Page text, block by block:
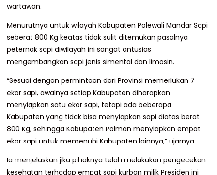
wartawan.
Menurutnya untuk wilayah Kabupaten Polewali Mandar Sapi
seberat 800 Kg keatas tidak sulit ditemukan pasalnya
peternak sapi diwilayah ini sangat antusias
mengembangkan sapi jenis simental dan limosin.
“Sesuai dengan permintaan dari Provinsi memerlukan 7
ekor sapi, awalnya setiap Kabupaten diharapkan
menyiapkan satu ekor sapi, tetapi ada beberapa
Kabupaten yang tidak bisa menyiapkan sapi diatas berat
800 Kg, sehingga Kabupaten Polman menyiapkan empat
ekor sapi untuk memenuhi Kabupaten lainnya,” ujarnya.
Ia menjelaskan jika pihaknya telah melakukan pengecekan
kesehatan terhadap empat sapi kurban milik Presiden ini